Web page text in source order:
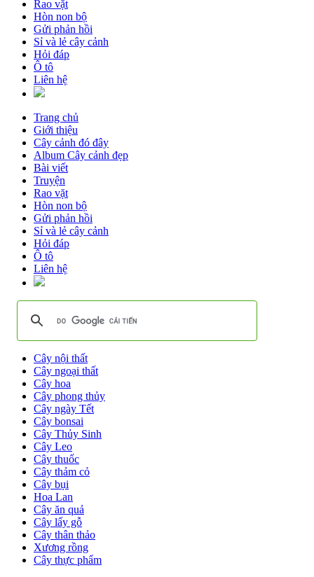
Rao vặt
Hòn non bộ
Gửi phản hồi
Sỉ và lẻ cây cảnh
Hỏi đáp
Ô tô
Liên hệ
Trang chủ
Giới thiệu
Cây cảnh đó đây
Album Cây cảnh đẹp
Bài viết
Truyện
Rao vặt
Hòn non bộ
Gửi phản hồi
Sỉ và lẻ cây cảnh
Hỏi đáp
Ô tô
Liên hệ
Cây nội thất
Cây ngoại thất
Cây hoa
Cây phong thủy
Cây ngày Tết
Cây bonsai
Cây Thủy Sinh
Cây Leo
Cây thuốc
Cây thảm cỏ
Cây bụi
Hoa Lan
Cây ăn quả
Cây lấy gỗ
Cây thân thảo
Xương rồng
Cây thực phẩm